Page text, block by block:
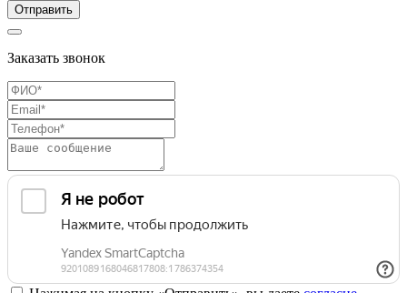
Отправить
Заказать звонок